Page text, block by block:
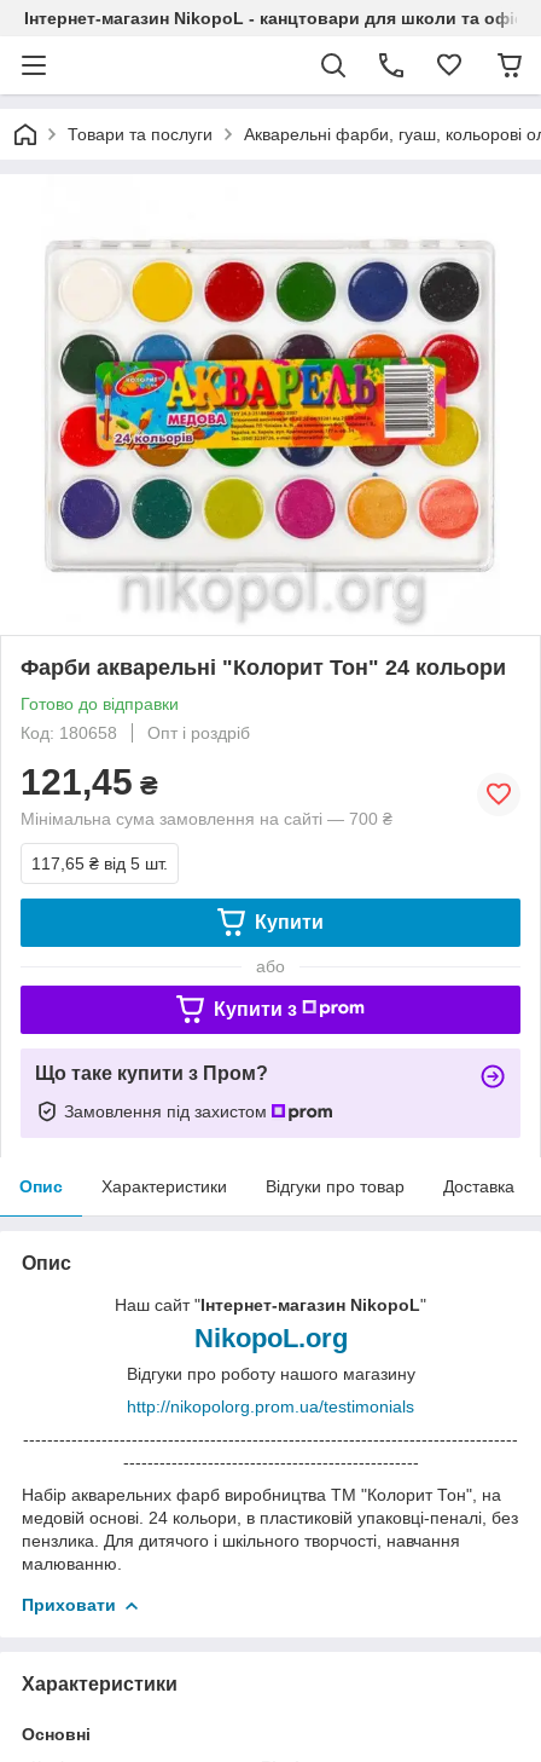
Інтернет-магазин NikopoL - канцтовари для школи та офісу
Товари та послуги Акварельні фарби, гуаш, кольорові
Фарби акварельні "Колорит Тон" 24 кольори
Готово до відправки
Код: 180658
Опт і роздріб
121,45 ₴
Мінімальна сума замовлення на сайті — 700 ₴
117,65 ₴ від 5 шт.
Купити
або
Купити з
Що таке купити з Пром?
Замовлення під захистом
Опис Характеристики Відгуки про товар Доставка
Опис
Наш сайт "Інтернет-магазин NikopoL"
NikopoL.org
Відгуки про роботу нашого магазину
http://nikopolorg.prom.ua/testimonials
----------------------------------------------------------------------------------
-------------------------------------------------
Набір акварельних фарб виробництва ТМ "Колорит Тон", на
медовій основі. 24 кольори, в пластиковій упаковці-пеналі, без
пензлика. Для дитячого і шкільного творчості, навчання
малюванню.
Приховати
Характеристики
Основні